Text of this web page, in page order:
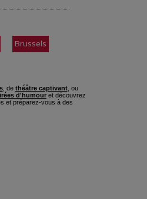
Brussels
, de théâtre captivant, ou
d'humour et découvrez
et préparez-vous à des